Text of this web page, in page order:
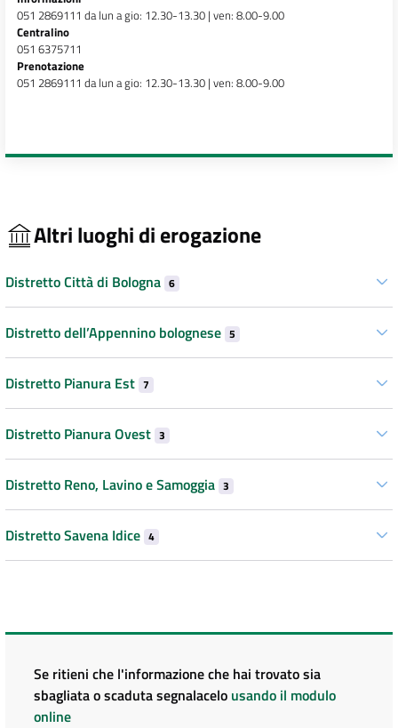
051 2869111 da lun a gio: 12.30-13.30 | ven: 8.00-9.00
Centralino
051 6375711
Prenotazione
051 2869111 da lun a gio: 12.30-13.30 | ven: 8.00-9.00
Altri luoghi di erogazione
Distretto Città di Bologna 6
Distretto dell’Appennino bolognese 5
Distretto Pianura Est 7
Distretto Pianura Ovest 3
Distretto Reno, Lavino e Samoggia 3
Distretto Savena Idice 4
Se ritieni che l'informazione che hai trovato sia
sbagliata o scaduta segnalacelo usando il modulo
online